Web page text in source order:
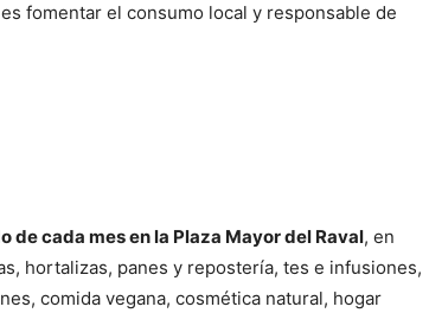
fomentar el consumo local y responsable de
de cada mes en la Plaza Mayor del Raval, en
hortalizas, panes y repostería, tes e infusiones,
comida vegana, cosmética natural, hogar